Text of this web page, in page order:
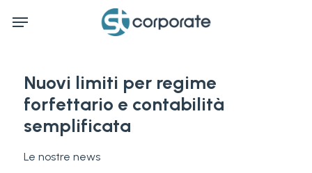
Menu
Nuovi limiti per regime
forfettario e contabilità
semplificata
Le nostre news